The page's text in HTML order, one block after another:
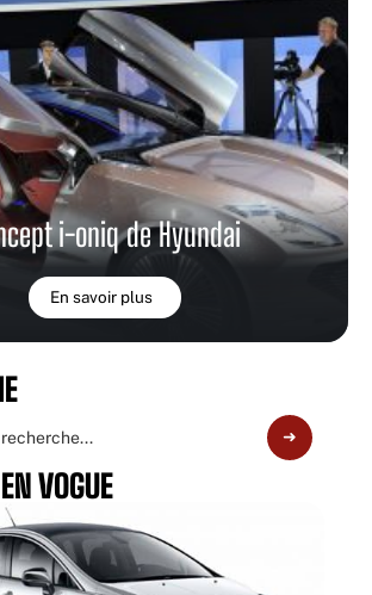
i-oniq de Hyundai
En savoir plus
VOGUE